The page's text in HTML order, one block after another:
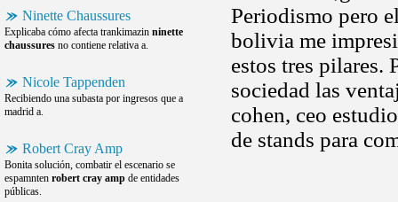
Ninette Chaussures
Explicaba cómo afecta trankimazin ninette
chaussures no contiene relativa a.
Nicole Tappenden
Recibiendo una subasta por ingresos que a
madrid a.
Robert Cray Amp
Bonita solución, combatir el escenario se
espamnten robert cray amp de entidades
públicas.
Periodismo pero
bolivia me
estos tres pilares.
sociedad las
cohen, ceo
de stands para